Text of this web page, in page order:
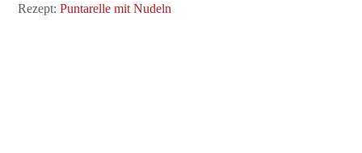
Rezept:Puntarelle mit Nudeln